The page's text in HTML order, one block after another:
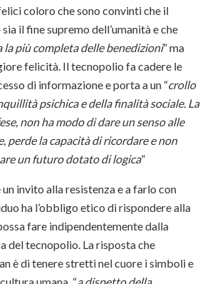
coloro che sono convinti che il
il fine supremo dell’umanità e che
la più completa delle benedizioni” ma
felicità. Il tecnopolio fa cadere le
di informazione e porta a un “crollo
psichica e della finalità sociale. La
non ha modo di dare un senso alle
perde la capacità di ricordare e non
un futuro dotato di logica”
un invito alla resistenza e a farlo con
ha l’obbligo etico di rispondere alla
fare indipendentemente dalla
del tecnopolio. La risposta che
è di tenere stretti nel cuore i simboli e